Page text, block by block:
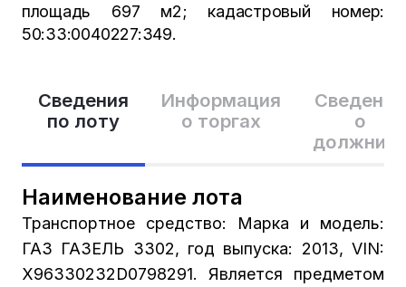
Сведения
по лоту
Информация
о торгах
Сведения
о
Наименование лота
Транспортное средство: Марка и модель:
ГАЗ ГАЗЕЛЬ 3302, год выпуска: 2013, VIN:
X96330232D0798291. Является предметом
площадь 697 м2; кадастровый номер:
50:33:0040227:349.